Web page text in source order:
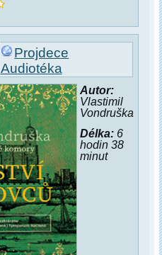
Projdece
Audiotéka
Autor:
Vlastimil
Vondruška
Délka:6
hodin 38
minut